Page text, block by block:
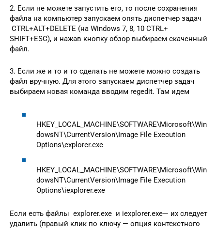
2. Если не можете запустить его, то после сохранения
файла на компьютер запускаем опять диспетчер задач
CTRL+ALT+DELETE (на Windows 7, 8, 10 CTRL+
SHIFT+ESC), и нажав кнопку обзор выбираем скаченный
файл.
3. Если же и то и то сделать не можете можно создать
файл вручную. Для этого запускаем диспетчер задач
выбираем новая команда вводим regedit. Там идем
HKEY_LOCAL_MACHINE\SOFTWARE\Microsoft\Win
dowsNT\CurrentVersion\Image File Execution
Options\explorer.exe
HKEY_LOCAL_MACHINE\SOFTWARE\Microsoft\Win
dowsNT\CurrentVersion\Image File Execution
Options\iexplorer.exe
Если есть файлы explorer.exe и iexplorer.exe— их следует
удалить (правый клик по ключу — опция контекстного